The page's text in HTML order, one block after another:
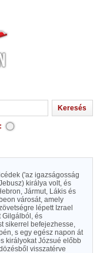
('az igazságosság
királya volt, és
Jármut, Lákis és
városát, amely
lépett Izrael
Gilgálból, és
sikerrel befejezhesse,
s egy egész napon át
királyokat Józsué előbb
visszatérve